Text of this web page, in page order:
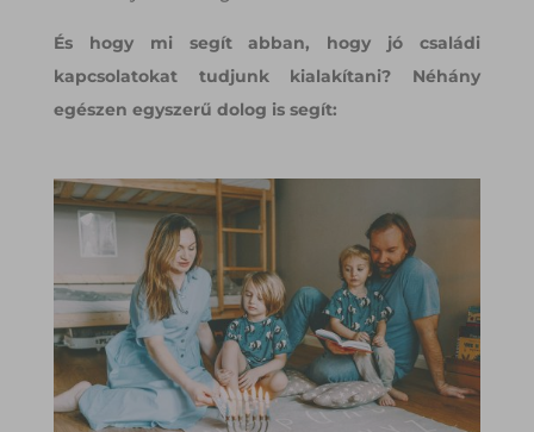
És hogy mi segít abban, hogy jó családi
kapcsolatokat tudjunk kialakítani? Néhány
egészen egyszerű dolog is segít: